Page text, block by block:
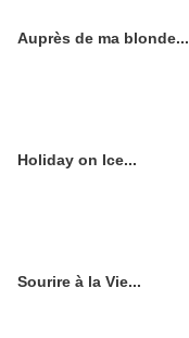
Auprès de ma blonde...
Holiday on Ice...
Sourire à la Vie...